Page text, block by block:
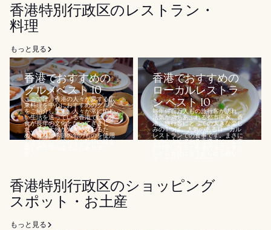
香港特別行政区のレストラン・
料理
もっと見る
香港でおすすめの
グルメベスト 10
ここでは、香港の人々が愛する広
東料理を中心におすすめのグルメ
をご紹介します。人々が常に忙し
い生活を送っている香港では、外
食が長年の文化となってきまし
た。また天候が大きく変わるた
め、食材は季節の旬のものを使用
します。いつ訪れても独特の味を
香港でおすすめの
ローカルレストラ
ン ベスト 10
毎年何百万人もの旅行客が訪れ、
活気が満ちあふれる都市国家、香
港。旅行客にとっての大きな楽し
みの 1 つは、人気のあるローカル
レストランでの食事です。まさに
食の中心地である香港では、食事
香港特別行政区のショッピング
スポット・お土産
もっと見る